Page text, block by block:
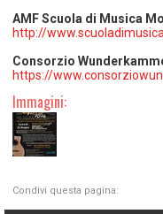
AMF Scuola di Musica
http://
Consorzio
https://
Immagini:
Condivi questa pagina: